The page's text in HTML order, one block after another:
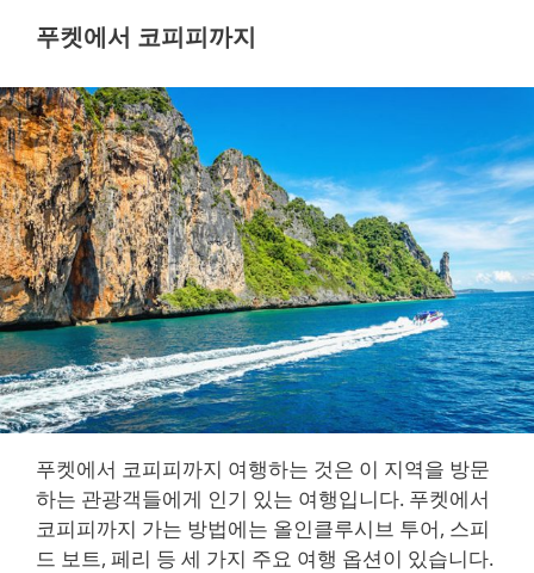
푸켓에서 코피피까지
푸켓에서 코피피까지 여행하는 것은 이 지역을 방문
하는 관광객들에게 인기 있는 여행입니다. 푸켓에서
코피피까지 가는 방법에는 올인클루시브 투어, 스피
드 보트, 페리 등 세 가지 주요 여행 옵션이 있습니다.